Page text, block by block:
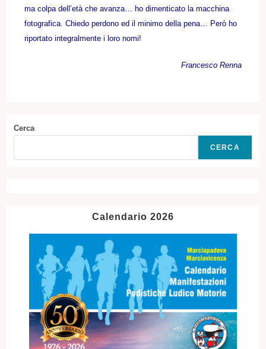
ma colpa dell’età che avanza… ho dimenticato la macchina
fotografica. Chiedo perdono ed il minimo della pena… Però ho
riportato integralmente i loro nomi!
Francesco Renna
Cerca
CERCA
Calendario 2026